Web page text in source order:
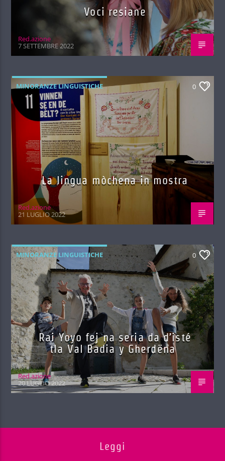
Voci resiane
Red.azione
7 SETTEMBRE 2022
MINORANZE LINGUISTICHE 0
La lingua mòchena in mostra
Red.azione
21 LUGLIO 2022
MINORANZE LINGUISTICHE 0
Rai Yoyo fej na seria da d’isté
tla Val Badia y Gherdëna
Red.azione
20 LUGLIO 2022
Leggi